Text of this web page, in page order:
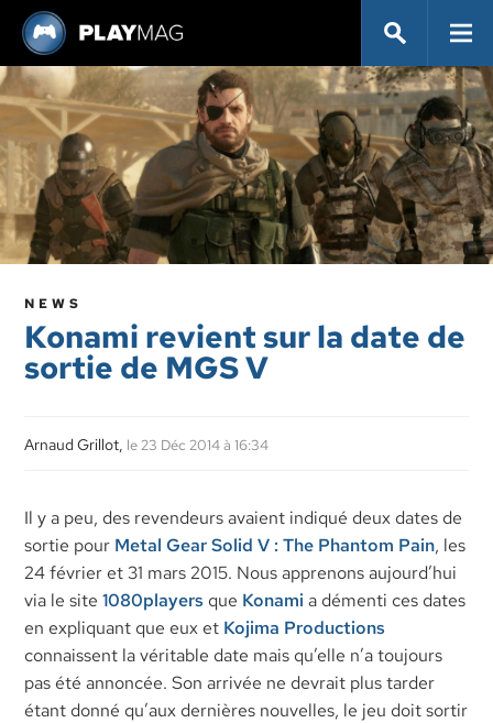
NEWS
Konami revient sur la date de
sortie de MGS V
Arnaud Grillot, le 23 Déc 2014 à 16:34
Il y a peu, des revendeurs avaient indiqué deux dates de
sortie pour Metal Gear Solid V : The Phantom Pain, les
24 février et 31 mars 2015. Nous apprenons aujourd’hui
via le site1080players que Konami a démenti ces dates
en expliquant que eux et Kojima Productions
connaissent la véritable date mais qu’elle n’a toujours
pas été annoncée. Son arrivée ne devrait plus tarder
étant donné qu’aux dernières nouvelles, le jeu doit sortir